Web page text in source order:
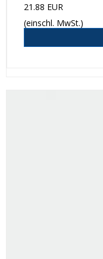
21.88 EUR
(einschl. MwSt.)